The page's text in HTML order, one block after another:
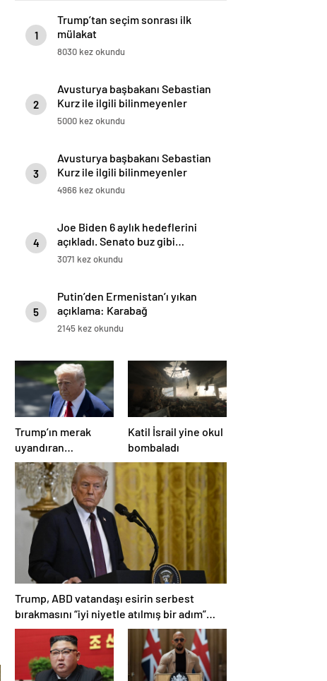
1
Trump’tan seçim sonrası ilk
mülakat
8030 kez okundu
2
Avusturya başbakanı Sebastian
Kurz ile ilgili bilinmeyenler
5000 kez okundu
3
Avusturya başbakanı Sebastian
Kurz ile ilgili bilinmeyenler
4966 kez okundu
4
Joe Biden 6 aylık hedeflerini
açıkladı. Senato buz gibi…
3071 kez okundu
5
Putin’den Ermenistan’ı yıkan
açıklama: Karabağ
Azerbaycan’ın ayrılmaz bir
2145 kez okundu
Trump’ın merak
uyandıran
paylaşımının sağlık
sistemiyle ilgili
kararname olduğu
anlaşıldı
Katil İsrail yine okul
bombaladı
Trump, ABD vatandaşı esirin serbest
bırakmasını “iyi niyetle atılmış bir adım”
olarak değerlendirdi